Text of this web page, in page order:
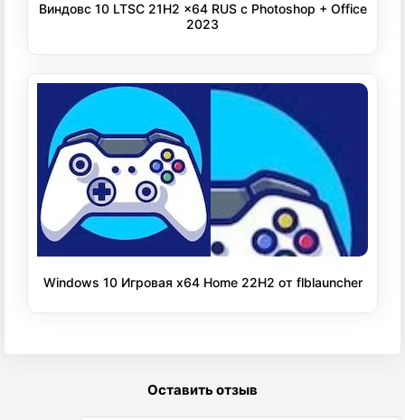
Виндовс 10 LTSC 21H2 x64 RUS с Photoshop + Office
2023
Windows 10 Игровая x64 Home 22H2 от flblauncher
Оставить отзыв